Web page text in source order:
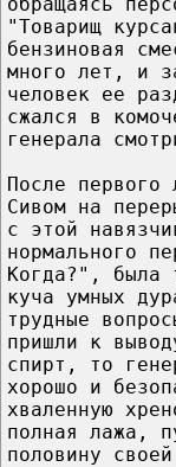
"Товарищ
бензиновая
много лет, и
человек ее
сжался в
генерала
После первого
Сивом на
с этой
нормального
Когда?", была
куча умных
трудные
пришли к
спирт, то
хорошо и
хваленную
полная лажа,
половину